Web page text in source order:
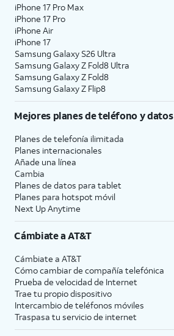
iPhone 17 Pro Max
iPhone 17 Pro
iPhone Air
iPhone 17
Samsung Galaxy S26 Ultra
Samsung Galaxy Z Fold8 Ultra
Samsung Galaxy Z Fold8
Samsung Galaxy Z Flip8
Mejores planes de teléfono y datos
Planes de telefonía ilimitada
Planes internacionales
Añade una línea
Cambia
Planes de datos para tablet
Planes para hotspot móvil
Next Up Anytime
Cámbiate aAT&T
Cámbiate a AT&T
Cómo cambiar de compañía telefónica
Prueba de velocidad de Internet
Trae tu propio dispositivo
Intercambio de teléfonos móviles
Traspasa tu servicio de internet